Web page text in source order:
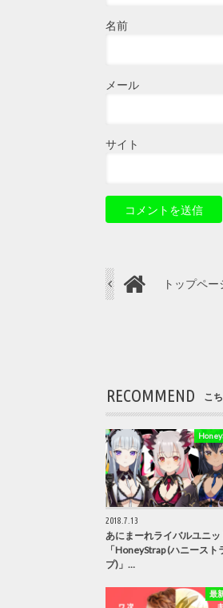
名前
メール
サイト
トップペー
RECOMMEND こ
2018.7.13
あにまーれライバルユニッ
「HoneyStrap (ハニースト
プ)」…
最